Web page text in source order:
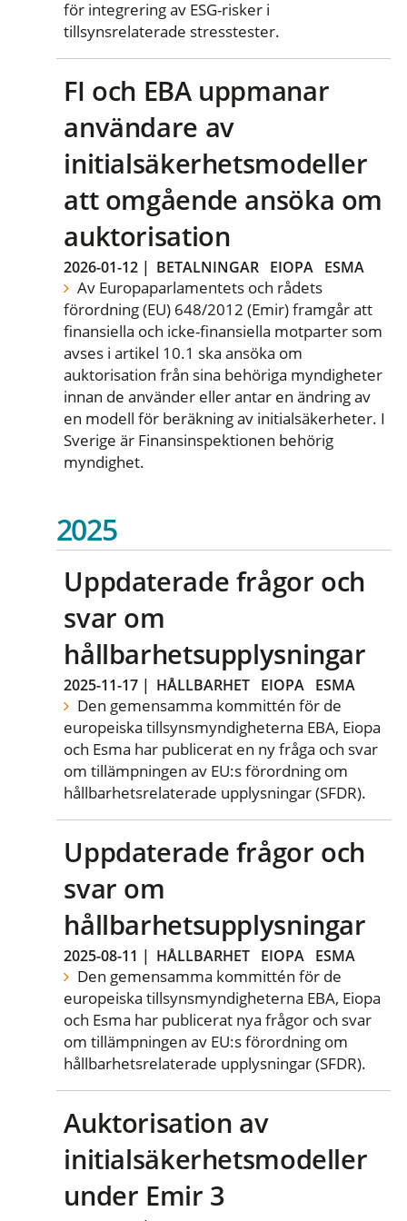
för integrering av ESG-risker i
tillsynsrelaterade stresstester.
FI och EBA uppmanar
användare av
initialsäkerhetsmodeller
att omgående ansöka om
auktorisation
2026-01-12 | BETALNINGAR EIOPA ESMA
Av Europaparlamentets och rådets
förordning (EU) 648/2012 (Emir) framgår att
finansiella och icke-finansiella motparter som
avses i artikel 10.1 ska ansöka om
auktorisation från sina behöriga myndigheter
innan de använder eller antar en ändring av
en modell för beräkning av initialsäkerheter. I
Sverige är Finansinspektionen behörig
myndighet.
2025
Uppdaterade frågor och
svar om
hållbarhetsupplysningar
2025-11-17 | HÅLLBARHET EIOPA ESMA
Den gemensamma kommittén för de
europeiska tillsynsmyndigheterna EBA, Eiopa
och Esma har publicerat en ny fråga och svar
om tillämpningen av EU:s förordning om
hållbarhetsrelaterade upplysningar (SFDR).
Uppdaterade frågor och
svar om
hållbarhetsupplysningar
2025-08-11 | HÅLLBARHET EIOPA ESMA
Den gemensamma kommittén för de
europeiska tillsynsmyndigheterna EBA, Eiopa
och Esma har publicerat nya frågor och svar
om tillämpningen av EU:s förordning om
hållbarhetsrelaterade upplysningar (SFDR).
Auktorisation av
initialsäkerhetsmodeller
under Emir 3